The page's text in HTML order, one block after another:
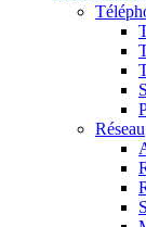
Réseau